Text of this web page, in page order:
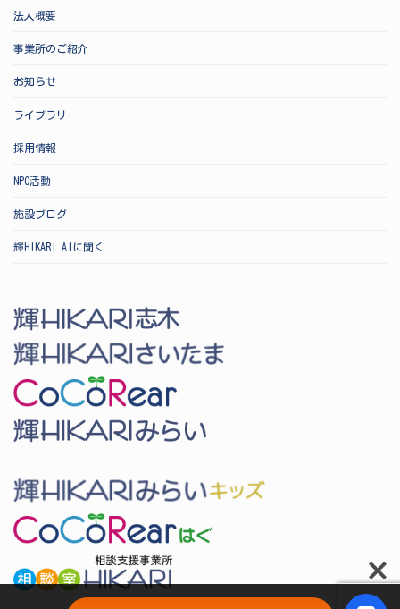
法人概要
事業所のご紹介
お知らせ
ライブラリ
採用情報
NPO活動
施設ブログ
輝HIKARI AIに聞く